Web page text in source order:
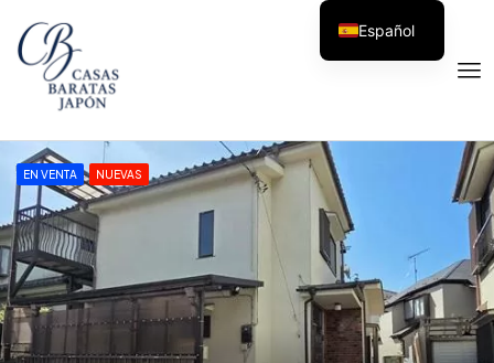
EN VENTA NUEVAS
Español